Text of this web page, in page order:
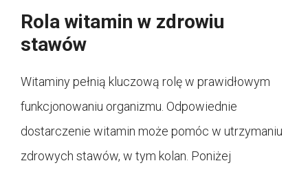
Rola witamin w zdrowiu
stawów
Witaminy pełnią kluczową rolę w prawidłowym
funkcjonowaniu organizmu. Odpowiednie
dostarczenie witamin może pomóc w utrzymaniu
zdrowych stawów, w tym kolan. Poniżej